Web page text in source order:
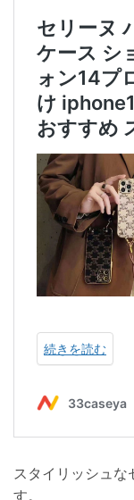
スタイリッシュ
す。